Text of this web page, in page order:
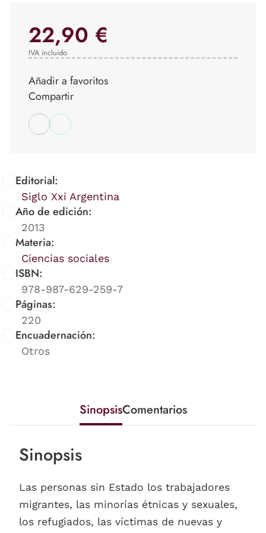
Editorial:
Siglo Xxi Argentina
Año de edición:
2013
Materia:
Ciencias sociales
ISBN:
978-987-629-259-7
Páginas:
220
Encuadernación:
Otros
22,90 €
IVA incluido
Añadir a favoritos
Compartir
SinopsisComentarios
Sinopsis
Las personas sin Estado los trabajadores
migrantes, las minorías étnicas y sexuales,
los refugiados, las víctimas de nuevas y